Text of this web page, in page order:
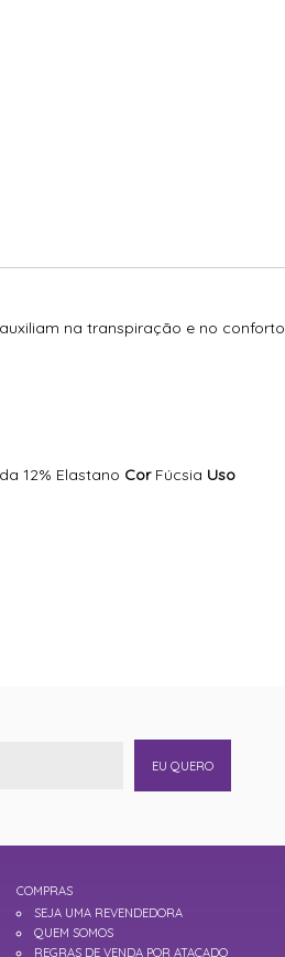
na transpiração e no conforto
12% Elastano CorFúcsia Uso
EU QUERO
COMPRAS
SEJA UMA REVENDEDORA
QUEM SOMOS
REGRAS DE VENDA POR ATACADO